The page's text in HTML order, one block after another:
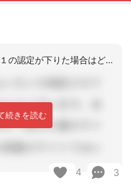
区分変更申請の結果、要介護１の認定が下りた場合はどうなるのでしょう？あなたが、そ
続きを読む
4 3